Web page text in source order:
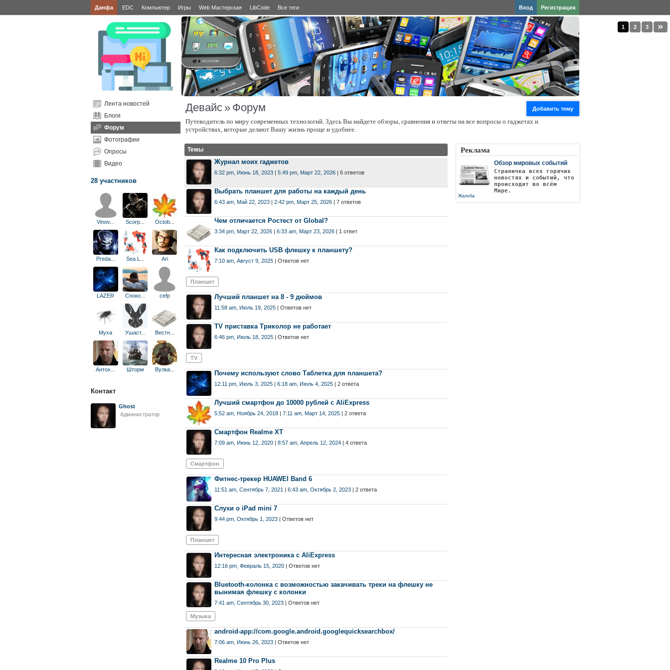
Данфа EDC Компьютер Игры Web Мастерская LibCode Все теги Регистрация
Вход
Лента новостей
Блоги
Форум
Фотографии
Опросы
Видео
28 участников
Vinov... Scorp Octob...
Preda... Sea L Ari
LAZER Споко cefp
Муха Ушаст... Вестн...
Антох Шторм Вулка...
Контакт
Ghost
Администратор
Добавить тему
Девайс » Форум
Путеводитель по миру современных технологий. Здесь Вы найдете обзоры, сравнения и ответы на все вопросы о гаджетах и
устройствах, которые делают Вашу жизнь проще и удобнее.
1 2 3
Темы
Журнал моих гаджетов
6:32 pm, Июнь 18, 2023 | 5:49 pm, Март 22, 2026 | 6 ответов
Выбрать планшет для работы на каждый день
6:43 am, Май 22, 2023 | 2:42 pm, Март 25, 2026 | 7 ответов
Чем отличается Ростест от Global?
3:34 pm, Март 22, 2026 | 6:33 am, Март 23, 2026 | 1 ответ
Как подключить USB флешку к планшету?
7:10 am, Август 9, 2025 | Ответов нет
Планшет
Лучший планшет на 8 - 9 дюймов
11:58 am, Июль 19, 2025 | Ответов нет
TV приставка Триколор не работает
6:46 pm, Июль 18, 2025 | Ответов нет
TV
Почему используют слово Таблетка для планшета?
12:11 pm, Июль 3, 2025 | 6:18 am, Июль 4, 2025 | 2 ответа
Лучший смартфон до 10000 рублей с AliExpress
5:52 am, Ноябрь 24, 2018 | 7:11 am, Март 14, 2025 | 2 ответа
Смартфон Realme XT
7:09 am, Июнь 12, 2020 | 8:57 am, Апрель 12, 2024 | 4 ответа
Смартфон
Фитнес-трекер HUAWEI Band 6
11:51 am, Сентябрь 7, 2021 | 6:43 am, Октябрь 2, 2023 | 2 ответа
Слухи о iPad mini 7
9:44 pm, Октябрь 1, 2023 | Ответов нет
Планшет
Интересная электроника с AliExpress
12:16 pm, Февраль 15, 2020 | Ответов нет
Bluetooth-колонка с возможностью закачивать треки на флешку не
вынимая флешку с колонки
7:41 am, Сентябрь 30, 2023 | Ответов нет
Музыка
android-app://com.google.android.googlequicksearchbox/
7:06 am, Июнь 26, 2023 | Ответов нет
Realme 10 Pro Plus
Реклама
Обзор мировых событий
Страничка всех горячих
новостях и событий, что
происходят во всём
Мире.
Жалоба